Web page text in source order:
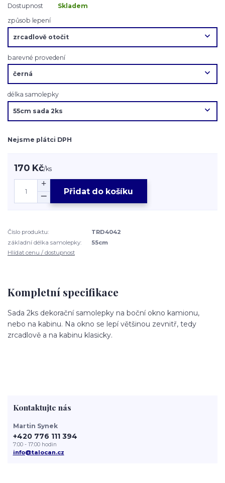
Dostupnost
Skladem
způsob lepení
barevné provedení
délka samolepky
Nejsme plátci DPH
170 Kč/ks
Přidat do košíku
Číslo produktu:
TRD4042
základní délka samolepky:
55cm
Hlídat cenu / dostupnost
Kompletní specifikace
Sada 2ks dekorační samolepky na boční okno kamionu,
nebo na kabinu. Na okno se lepí většinou zevnitř, tedy
zrcadlově a na kabinu klasicky.
Kontaktujte nás
Martin Synek
+420 776 111 394
7:00 - 17:00 hodin
info@talocan.cz